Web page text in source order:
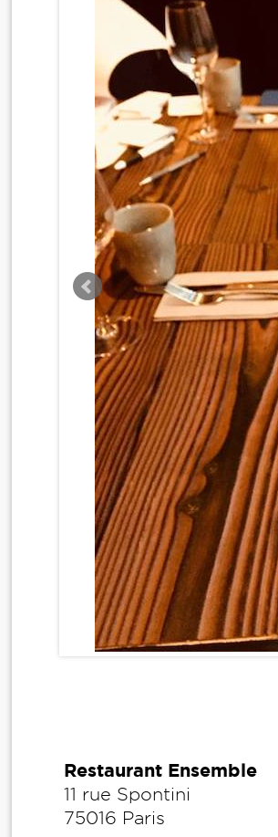
Restaurant Ensemble
11 rue Spontini
75016 Paris